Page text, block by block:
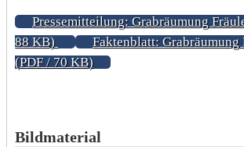
Pressemitteilung: Grabräumung
88 KB)
Faktenblatt:
(PDF / 70 KB)
Bildmaterial